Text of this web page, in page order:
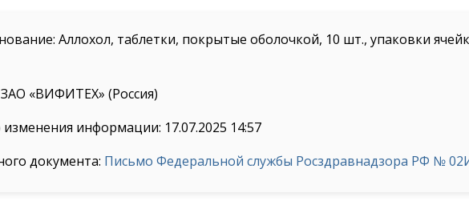
Аллохол, таблетки, покрытые оболочкой, 10 шт., упаковки
«ВИФИТЕХ» (Россия)
информации: 17.07.2025 14:57
документа: Письмо Федеральной службы Росздравнадзора РФ №